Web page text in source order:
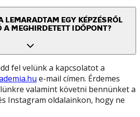
LEMARADTAM EGY KÉPZÉSRŐL
A MEGHIRDETETT IDŐPONT?
fel velünk a kapcsolatot a
e-mail címen. Érdemes
valamint követni bennünket a
Instagram oldalainkon, hogy ne